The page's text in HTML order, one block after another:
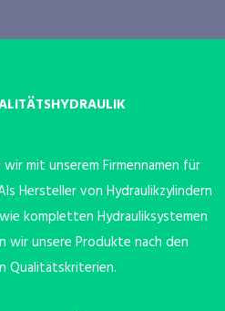
mit unserem Firmennamen für
Hersteller von Hydraulikzylindern
kompletten Hydrauliksystemen
unsere Produkte nach den
Qualitätskriterien.